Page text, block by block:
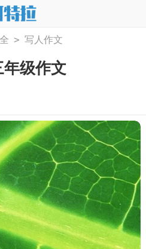
> 写人作文
年级作文